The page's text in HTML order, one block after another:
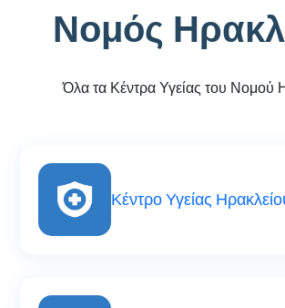
Νομός
Όλα τα Κέντρα Υγείας του Νομού
Κέντρο Υγείας